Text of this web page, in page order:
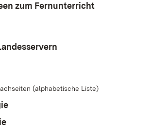
zum Fernunterricht
(alphabetische Liste)